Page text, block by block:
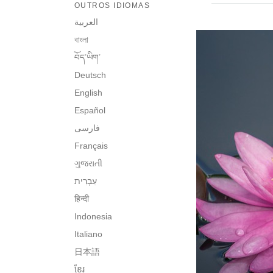
OUTROS IDIOMAS
العربية
বাংলা
བོད་ཡིག་
Deutsch
English
Español
فارسی
Français
ગુજરાતી
हिन्दी
Indonesia
Italiano
日本語
ខ្មែរ